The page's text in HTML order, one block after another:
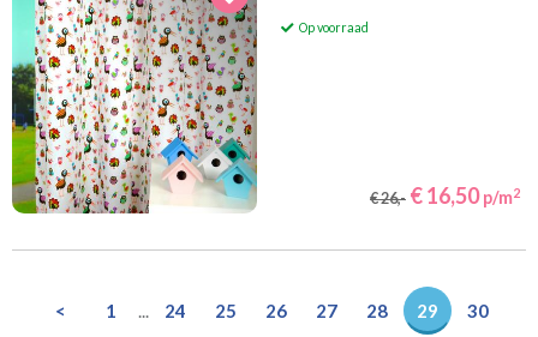
Op voorraad
€ 26,- € 16,50 p/m2
< 1 ... 24 25 26 27 28 29 30